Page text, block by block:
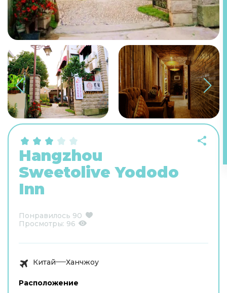
Hangzhou
Sweetolive Yododo
Inn
Понравилось 90
Просмотры: 96
Китай Ханчжоу
Расположение